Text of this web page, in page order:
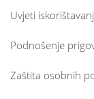
Uvjeti
Podnošenje
Zaštita osobnih